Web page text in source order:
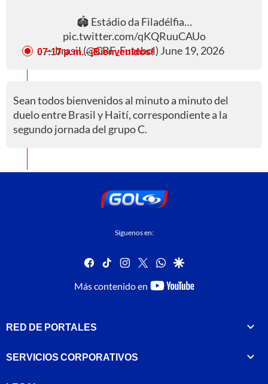
🏟️ Estádio da Filadélfia…
pic.twitter.com/qKQRuuCAUo
— brasil (@CBF_Futebol) June 19, 2026
07:17 p. m. - ¡Bienvenidos!
Sean todos bienvenidos al minuto a minuto del
duelo entre Brasil y Haití, correspondiente a la
segundo jornada del grupo C.
Síguenos en:
facebook
tiktok instagram
twitterwhatsapp
google
Más contenido en
youtube-
RED DE PORTALES
SERVICIOS CORPORATIVOS